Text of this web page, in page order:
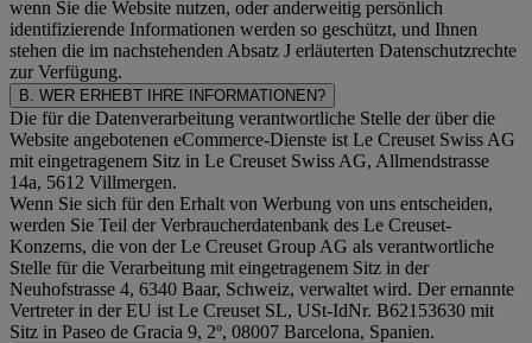
wenn Sie die Website nutzen, oder anderweitig persönlich
identifizierende Informationen werden so geschützt, und Ihnen
stehen die im nachstehenden Absatz J erläuterten Datenschutzrechte
zur Verfügung.
B. WER ERHEBT IHRE INFORMATIONEN?
Die für die Datenverarbeitung verantwortliche Stelle der über die
Website angebotenen eCommerce-Dienste ist Le Creuset Swiss AG
mit eingetragenem Sitz in Le Creuset Swiss AG, Allmendstrasse
14a, 5612 Villmergen.
Wenn Sie sich für den Erhalt von Werbung von uns entscheiden,
werden Sie Teil der Verbraucherdatenbank des Le Creuset-
Konzerns, die von der Le Creuset Group AG als verantwortliche
Stelle für die Verarbeitung mit eingetragenem Sitz in der
Neuhofstrasse 4, 6340 Baar, Schweiz, verwaltet wird. Der ernannte
Vertreter in der EU ist Le Creuset SL, USt-IdNr. B62153630 mit
Sitz in Paseo de Gracia 9, 2º, 08007 Barcelona, Spanien.